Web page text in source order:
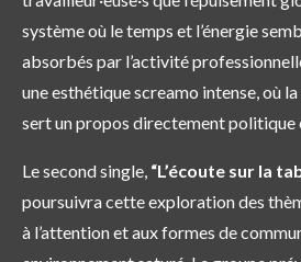
système où le temps et l’énergie
absorbés par l’activité
une esthétique screamo intense, où
sert un propos directement politique
Le second single, “L’écoute sur la
poursuivra cette exploration des
à l’attention et aux formes de